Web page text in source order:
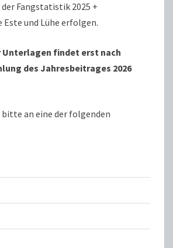
der Fangstatistik 2025 +
Este und Lühe erfolgen.
Unterlagen findet erst nach
des Jahresbeitrages 2026
an eine der folgenden